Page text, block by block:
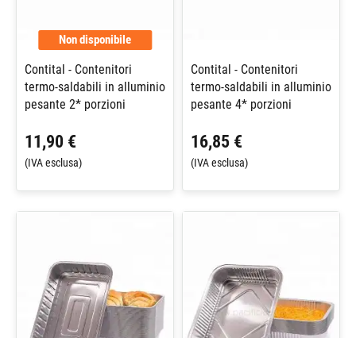
Non disponibile
Contital - Contenitori
termo-saldabili in alluminio
pesante 2* porzioni
11,90 €
(IVA esclusa)
Contital - Contenitori
termo-saldabili in alluminio
pesante 4* porzioni
16,85 €
(IVA esclusa)